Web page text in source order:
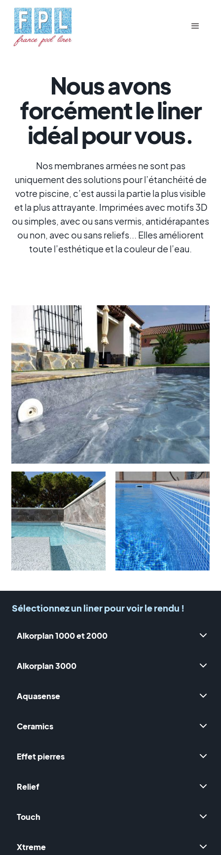
Nous avons
forcément le liner
idéal pour vous.
Nos membranes armées ne sont pas
uniquement des solutions pour l’étanchéité de
votre piscine, c’est aussi la partie la plus visible
et la plus attrayante. Imprimées avec motifs 3D
ou simples, avec ou sans vermis, antidérapantes
ou non, avec ou sans reliefs... Elles améliorent
toute l’esthétique et la couleur de l’eau.
Sélectionnez un liner pour voir le rendu !
Alkorplan 1000 et 2000
Alkorplan 3000
Aquasense
Ceramics
Effet pierres
Relief
Touch
Xtreme